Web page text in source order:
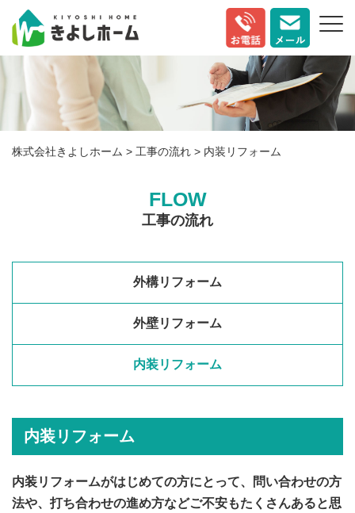
株式会社きよしホーム > 工事の流れ > 内装リフォーム
FLOW
工事の流れ
外構リフォーム
外壁リフォーム
内装リフォーム
内装リフォーム
内装リフォームがはじめての方にとって、問い合わせの方
法や、打ち合わせの進め方などご不安もたくさんあると思